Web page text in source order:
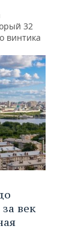
32
винтика
век